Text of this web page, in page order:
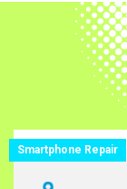
Smartphone Repair